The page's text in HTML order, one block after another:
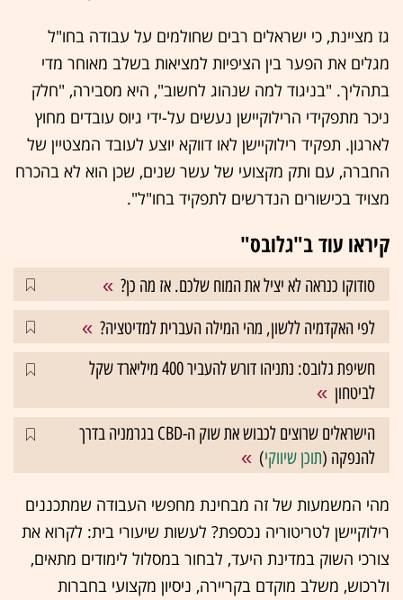
גז מציינת, כי ישראלים רבים שחולמים על עבודה בחו"ל
מגלים את הפער בין הציפיות למציאות בשלב מאוחר מדי
בתהליך. "בניגוד למה שנהוג לחשוב", היא מסבירה, "חלק
ניכר מתפקידי הרילוקיישן נעשים על-ידי גיוס עובדים מחוץ
לארגון. תפקיד רילוקיישן לאו דווקא יוצע לעובד המצטיין של
החברה, עם ותק מקצועי של עשר שנים, שכן הוא לא בהכרח
מצויד בכישורים הנדרשים לתפקיד בחו"ל".
קיראו עוד ב"גלובס"
סודוקו כנראה לא יציל את המוח שלכם. אז מה כן?
לפי האקדמיה ללשון, מהי המילה העברית למדיטציה?
חשיפת גלובס: נתניהו דורש להעביר 400 מיליארד שקל
לביטחון
הישראלים שרוצים לכבוש את שוק ה-CBD בגרמניה בדרך
להנפקה (תוכן שיווקי)
מהי המשמעות של זה מבחינת מחפשי העבודה שמתכננים
רילוקיישן לטריטוריה נכספת? לעשות שיעורי בית: לקרוא את
צורכי השוק במדינת היעד, לבחור במסלול לימודים מתאים,
ולרכוש, משלב מוקדם בקריירה, ניסיון מקצועי בחברות